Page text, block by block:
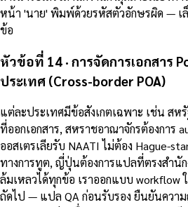
หน้า 'นาย' พิมพ์ด้วยรหัสตัวอักษรผิด — เ
ข้อ
หัวข้อที่ 14 · การจัดการเอกสาร
ประเทศ (Cross-border POA)
แต่ละประเทศมีข้อสังเกตเฉพาะ เช่น สห
ที่ออกเอกสาร, สหราชอาณาจักรต้องการ
ออสเตรเลียรับ NAATI ไม่ต้อง Hague-
ทางการทูต, ญี่ปุ่นต้องการแปลที่ตรงสำนัก
ล้มเหลวได้ทุกข้อ เราออกแบบ workflow
ถัดไป — แปล QA ก่อนรับรอง ยืนยันความ